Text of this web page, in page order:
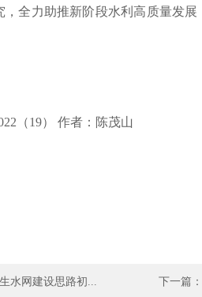
，全力助推新阶段水利高质量发
（19） 作者：陈茂山
水网建设思路初... 下一篇